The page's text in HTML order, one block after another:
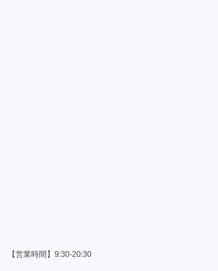
【営業時間】9:30-20:30